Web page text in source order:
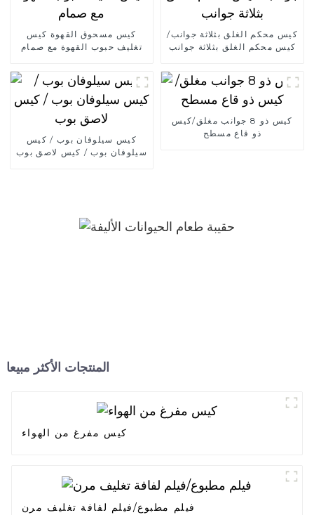
كيس مسحوق القهوة كيس
تغليف حبوب القهوة مع صمام
كيس محكم الغلق بثلاثة جوانب/
كيس محكم الغلق بثلاثة جوانب
كيس سيلوفان بوب / كيس
سيلوفان بوب / كيس لاصق بوب
كيس ذو 8 جوانب مغلق/كيس
ذو قاع مسطح
المنتجات الأكثر مبيعا
كيس مفرغ من الهواء
فيلم مطبوع/فيلم لفافة تغليف مرن